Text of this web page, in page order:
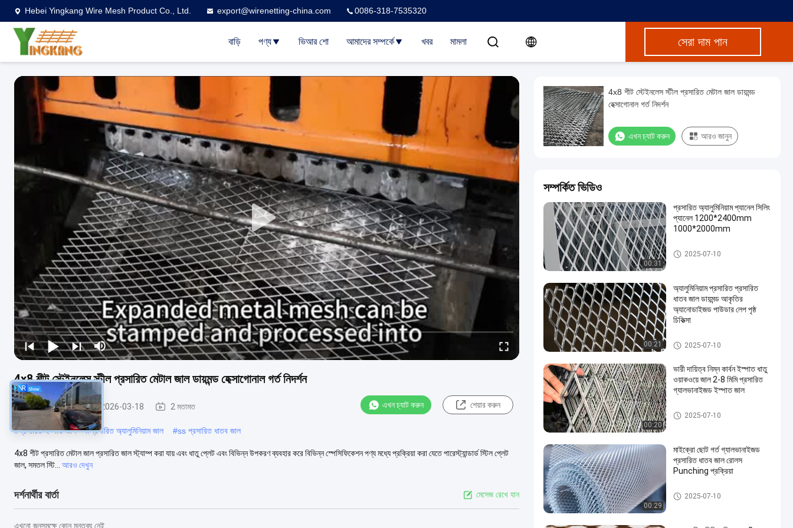
Hebei Yingkang Wire Mesh Product Co., Ltd. export@wirenetting-china.com 0086-318-7535320
বাড়ি পণ্য ভিআর শো আমাদের সম্পর্কে খবর মামলা সেরা দাম পান
4x8 শীট স্টেইনলেস স্টীল প্রসারিত মেটাল জাল ডায়মন্ড হেক্সাগোনাল গর্ত নিদর্শন
প্রসারিত ধাতু জাল 2026-03-18 2 মতামত এখন চ্যাট করুন শেয়ার করুন
#প্রসারিত ইস্পাত জাল #প্রসারিত অ্যালুমিনিয়াম জাল #ss প্রসারিত ধাতব জাল
4x8 শীট প্রসারিত মেটাল জাল প্রসারিত জাল স্ট্যাম্প করা যায় এবং ধাতু প্লেট এবং বিভিন্ন উপকরণ ব্যবহার করে বিভিন্ন স্পেসিফিকেশন পণ্য মধ্যে প্রক্রিয়া করা যেতে পারেস্ট্যান্ডার্ড স্টিল প্লেট
জাল, সমতল স্টি...
আরও দেখুন
দর্শনার্থীর বার্তা মেসেজ রেখে যান
এখনো জনসমক্ষে কোন মন্তব্য নেই
4x8 শীট স্টেইনলেস স্টীল প্রসারিত মেটাল জাল ডায়মন্ড
হেক্সাগোনাল গর্ত নিদর্শন
এখন চ্যাট করুন আরও জানুন
সম্পর্কিত ভিডিও
00:31
প্রসারিত অ্যালুমিনিয়াম প্যানেল সিলিং
প্যানেল 1200*2400mm
1000*2000mm
প্রসারিত ধাতু জাল
2025-07-10
00:21
অ্যালুমিনিয়াম প্রসারিত প্রসারিত
ধাতব জাল ডায়মন্ড আকৃতির
অ্যানোডাইজড পাউডার লেপ পৃষ্ঠ
চিকিত্সা
প্রসারিত ধাতু জাল
2025-07-10
00:20
ভারী দায়িত্ব নিম্ন কার্বন ইস্পাত ধাতু
ওয়াকওয়ে জাল 2-8 মিমি প্রসারিত
গ্যালভানাইজড ইস্পাত জাল
প্রসারিত ধাতু জাল
2025-07-10
00:29
মাইক্রো ছোট গর্ত গ্যালভানাইজড
প্রসারিত ধাতব জাল রোলস
Punching প্রক্রিয়া
প্রসারিত ধাতু জাল
2025-07-10